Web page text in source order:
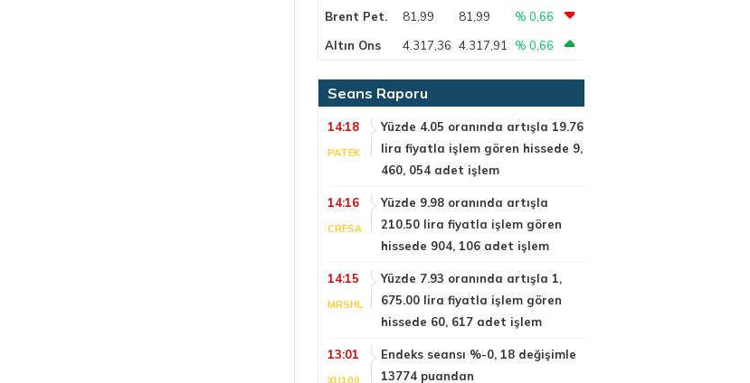
Brent Pet.
81,99 81,99
% 0,66
Altın Ons
4.317,36 4.317,91 % 0,66
Seans Raporu
14:18
PATEK
Yüzde 4.05 oranında artışla 19.76
lira fiyatla işlem gören hissede 9,
460, 054 adet işlem
14:16
CRFSA
Yüzde 9.98 oranında artışla
210.50 lira fiyatla işlem gören
hissede 904, 106 adet işlem
14:15
MRSHL
Yüzde 7.93 oranında artışla 1,
675.00 lira fiyatla işlem gören
hissede 60, 617 adet işlem
13:01
XU100
Endeks seansı %-0, 18 değişimle
13774 puandan